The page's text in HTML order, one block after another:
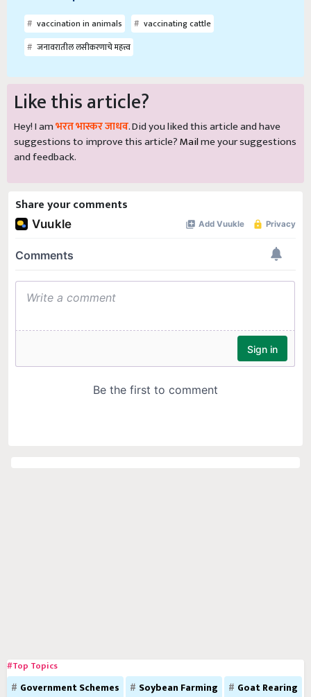
vaccination in animals
vaccinating cattle
जनावरातील लसीकरणाचे महत्त्व
Like this article?
Hey! I amभरत भास्कर जाधव. Did you liked this article and have
suggestions to improve this article?Mailme your suggestions
and feedback.
Share your comments
#Top Topics
Government Schemes Soybean Farming
Goat Rearing